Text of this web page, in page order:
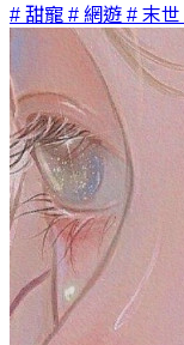
# 甜寵 # 網遊 # 末世